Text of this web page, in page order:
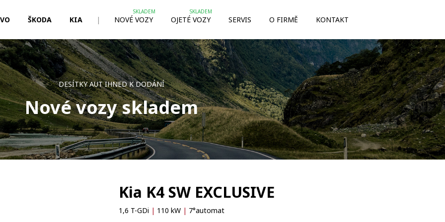
ŠKODA KIA | NOVÉ VOZY OJETÉ VOZY SERVIS O FIRMĚ KONTAKT
DESÍTKY AUT IHNED K DODÁNÍ
Nové vozy skladem
Kia K4 SW EXCLUSIVE
1,6 T-GDi | 110 kW | 7°automat